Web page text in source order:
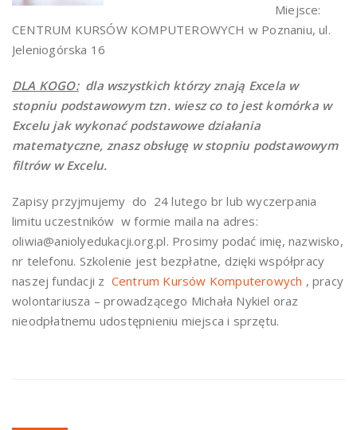
Miejsce:
CENTRUM KURSÓW KOMPUTEROWYCH w Poznaniu, ul.
Jeleniogórska 16
DLA KOGO:dla wszystkich którzy znają Excela w
stopniu podstawowym tzn. wiesz co to jest komórka w
Excelu jak wykonać podstawowe działania
matematyczne, znasz obsługę w stopniu podstawowym
filtrów w Excelu.
Zapisy przyjmujemy do 24 lutego br lub wyczerpania
limitu uczestników w formie maila na adres:
oliwia@aniolyedukacji.org.pl. Prosimy podać imię, nazwisko,
nr telefonu. Szkolenie jest bezpłatne, dzięki współpracy
naszej fundacji z Centrum Kursów Komputerowych , pracy
wolontariusza – prowadzącego Michała Nykiel oraz
nieodpłatnemu udostępnieniu miejsca i sprzętu.